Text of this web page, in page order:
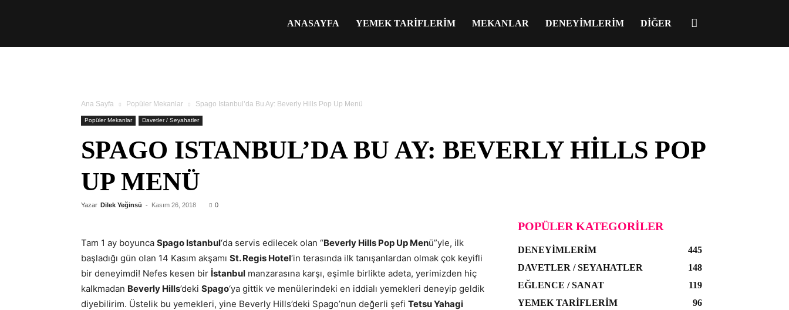
ANASAYFA YEMEK TARIFLERIM MEKANLAR DENEYIMLERIM DIĞER
Ana Sayfa Popüler Mekanlar Spago Istanbul’da Bu Ay: Beverly Hills Pop Up Menü
Popüler Mekanlar Davetler / Seyahatler
SPAGO ISTANBUL’DA BU AY: BEVERLY HILLS POP
UP MENÜ
Yazar Dilek Yeğinsü - Kasım 26, 2018 0
Tam 1 ay boyunca Spago Istanbul‘da servis edilecek olan “Beverly Hills Pop Up Menü”yle, ilk
başladığı gün olan 14 Kasım akşamı St. Regis Hotel‘in terasında ilk tanışanlardan olmak çok keyifli
bir deneyimdi! Nefes kesen bir İstanbul manzarasına karşı, eşimle birlikte adeta, yerimizden hiç
kalkmadan Beverly Hills’deki Spago‘ya gittik ve menülerindeki en iddialı yemekleri deneyip geldik
diyebilirim. Üstelik bu yemekleri, yine Beverly Hills’deki Spago’nun değerli şefi Tetsu Yahagi
POPÜLER KATEGORILER
DENEYIMLERIM
445
DAVETLER / SEYAHATLER
148
EĞLENCE / SANAT
119
YEMEK TARIFLERIM
96